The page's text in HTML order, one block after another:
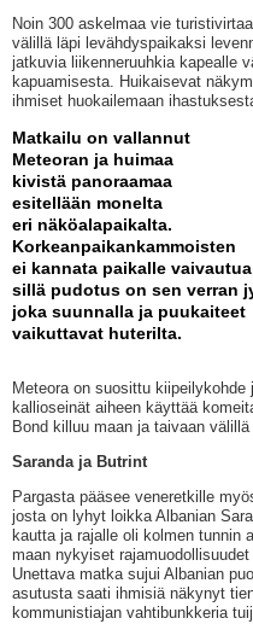
Noin 300 askelmaa vie
välillä läpi levähdyspaikaksi
jatkuvia liikenneruuhkia kapealle
kapuamisesta. Huikaisevat
ihmiset huokailemaan
Matkailu on vallannut
Meteoran ja huimaa
kivistä panoraamaa
esitellään monelta
eri näköalapaikalta.
Korkeanpaikankammoisten
ei kannata paikalle
sillä pudotus on sen verran
joka suunnalla ja puukaiteet
vaikuttavat huterilta.
Meteora on suosittu
kallioseinät aiheen käyttää
Bond killuu maan ja taivaan
Saranda ja Butrint
Pargasta pääsee veneretkille
josta on lyhyt loikka Albanian
kautta ja rajalle oli kolmen tunnin
maan nykyiset
Unettava matka sujui Albanian
asutusta saati ihmisiä näkynyt
kommunistiajan vahtibunkkeria